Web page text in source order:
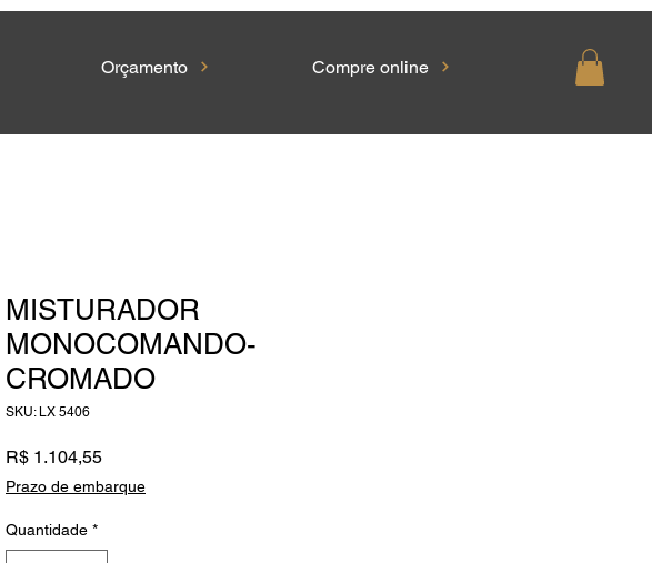
Orçamento Compre online
MISTURADOR
MONOCOMANDO-
CROMADO
SKU: LX 5406
R$ 1.104,55Preço
Prazo de embarque
Quantidade *